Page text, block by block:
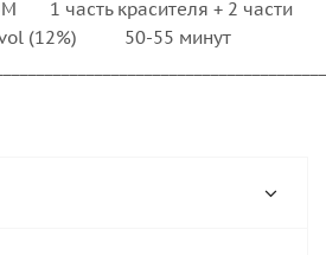
1 часть красителя + 2 части
(12%) 50-55 минут